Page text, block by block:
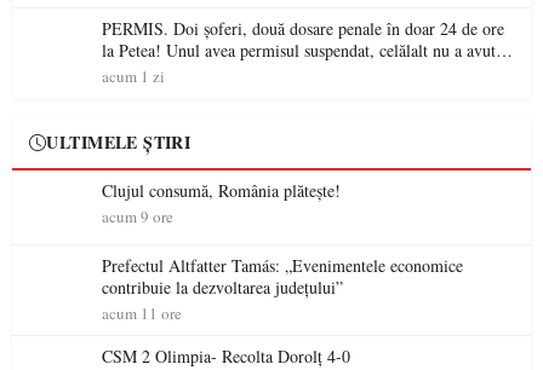
PERMIS. Doi șoferi, două dosare penale în doar 24 de ore
la Petea! Unul avea permisul suspendat, celălalt nu a avut
niciodată permis
acum 1 zi
ULTIMELE ȘTIRI
Clujul consumă, România plătește!
acum 9 ore
Prefectul Altfatter Tamás: „Evenimentele economice
contribuie la dezvoltarea județului”
acum 11 ore
CSM 2 Olimpia- Recolta Dorolț 4-0